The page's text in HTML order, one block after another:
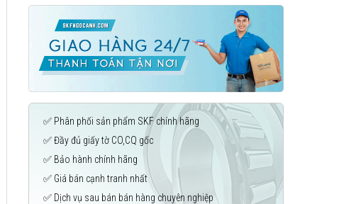
✅ Phân phối sản phẩm SKF chính hãng
✅ Đầy đủ giấy tờ CO,CQ gốc
✅ Bảo hành chính hãng
✅ Giá bán cạnh tranh nhất
✅ Dịch vụ sau bán bán hàng chuyên nghiệp